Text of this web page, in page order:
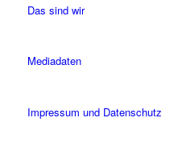
Das sind wir
Mediadaten
Impressum und Datenschutz